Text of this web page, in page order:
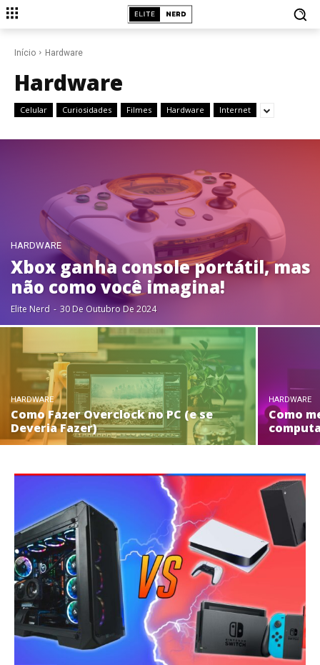
Início Hardware
Hardware
Celular Curiosidades Filmes Hardware Internet
HARDWARE
Xbox ganha console portátil, mas
não como você imagina!
Elite Nerd - 30 De Outubro De 2024
HARDWARE
Como Fazer Overclock no PC (e se
Deveria Fazer)
HARDWARE
Como